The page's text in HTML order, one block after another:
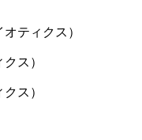
ティクス）
ス）
ス）